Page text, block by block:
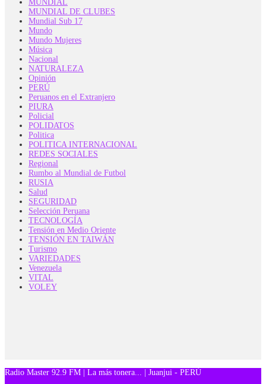
MUNDIAL
MUNDIAL DE CLUBES
Mundial Sub 17
Mundo
Mundo Mujeres
Música
Nacional
NATURALEZA
Opinión
PERÚ
Peruanos en el Extranjero
PIURA
Policial
POLIDATOS
Politica
POLITICA INTERNACIONAL
REDES SOCIALES
Regional
Rumbo al Mundial de Futbol
RUSIA
Salud
SEGURIDAD
Selección Peruana
TECNOLOGÍA
Tensión en Medio Oriente
TENSIÓN EN TAIWÁN
Turismo
VARIEDADES
Venezuela
VITAL
VOLEY
Radio Master 92.9 FM | La más tonera... | Juanjui - PERÚ